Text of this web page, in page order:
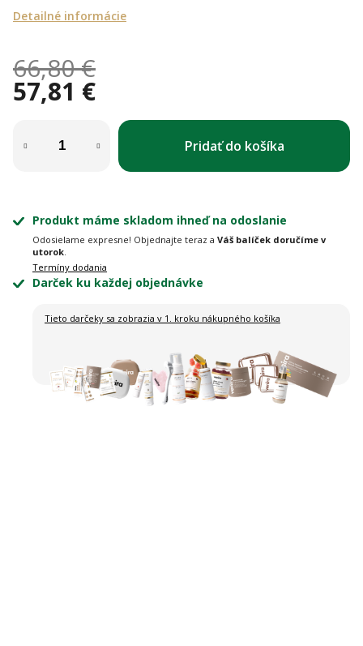
Detailné informácie
66,80 €
57,81 €
Pridať do košíka
Produkt máme skladom ihneď na odoslanie
Odosielame expresne! Objednajte teraz a Váš balíček doručíme v
utorok.
Termíny dodania
Darček ku každej objednávke
Tieto darčeky sa zobrazia v 1. kroku nákupného košíka